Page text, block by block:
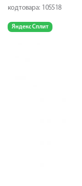
код товара: 105518
Яндекс Сплит